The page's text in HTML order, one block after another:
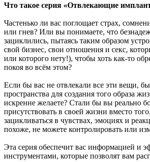
Что такое серия «Отвлекающие
Частенько ли вас поглощает страх,
или гнев? Или вы понимаете, что
зациклились, пытаясь таким образом
свой бизнес, свои отношения и секс,
или которого нету!), чтобы хоть как-то
покоя во всём этом?
Если бы вас не отвлекали все эти вещи,
пространства для создания того образа
искренне желаете? Стали бы вы реально
присутствовать в своей жизни вместо
зацикливаться в чувствах, эмоциях и
похоже, не можете контролировать или
Эта серия обеспечит вас информацией и
инструментами, которые позволят вам